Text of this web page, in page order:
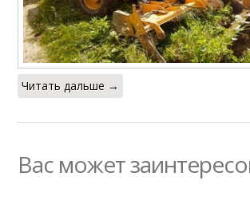
Читать дальше →
Вас может